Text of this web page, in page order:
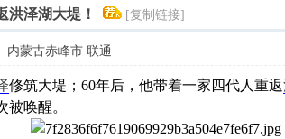
洪泽湖大堤！ [复制链接]
内蒙古赤峰市 联通
修筑大堤；60年后，他带着一家四代人重返
唤醒。